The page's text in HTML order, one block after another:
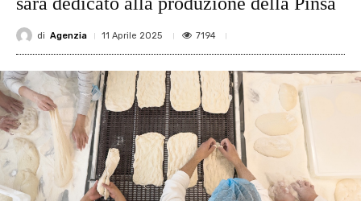
di Agenzia 11 Aprile 2025 7194